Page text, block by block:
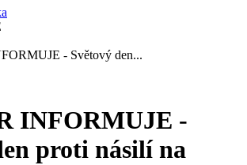
- Světový den...
INFORMUJE -
proti násilí na